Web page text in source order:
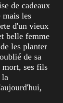
de cadeaux
mais les
d'un vieux
belle femme
les planter
de sa
mort, ses fils
la